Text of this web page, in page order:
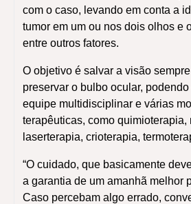
com o caso, levando em conta a
tumor em um ou nos dois olhos e
entre outros fatores.
O objetivo é salvar a visão
preservar o bulbo ocular,
equipe multidisciplinar e várias
terapêuticas, como quimioterapia,
laserterapia, crioterapia,
“O cuidado, que basicamente
a garantia de um amanhã melhor
Caso percebam algo errado,